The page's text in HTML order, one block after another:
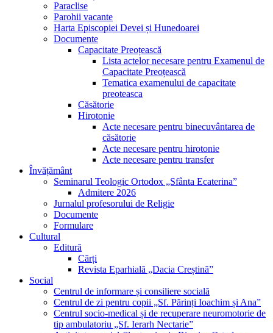
Paraclise
Parohii vacante
Harta Episcopiei Devei și Hunedoarei
Documente
Capacitate Preoțească
Lista actelor necesare pentru Examenul de
Capacitate Preoțească
Tematica examenului de capacitate
preoteasca
Căsătorie
Hirotonie
Acte necesare pentru binecuvântarea de
căsătorie
Acte necesare pentru hirotonie
Acte necesare pentru transfer
Învățământ
Seminarul Teologic Ortodox „Sfânta Ecaterina”
Admitere 2026
Jurnalul profesorului de Religie
Documente
Formulare
Cultural
Editură
Cărți
Revista Eparhială „Dacia Creștină”
Social
Centrul de informare și consiliere socială
Centrul de zi pentru copii „Sf. Părinți Ioachim și Ana”
Centrul socio-medical și de recuperare neuromotorie de
tip ambulatoriu „Sf. Ierarh Nectarie”